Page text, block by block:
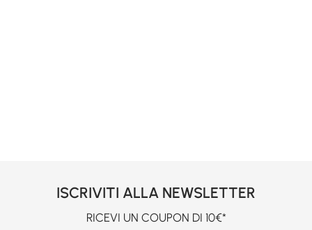
ISCRIVITI ALLA NEWSLETTER
RICEVI UN COUPON DI 10€*